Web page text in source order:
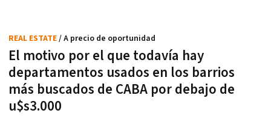
El motivo por el que todavía hay
departamentos usados en los barrios
más buscados de CABA por debajo de
u$s3.000
REAL ESTATE/ A precio de oportunidad